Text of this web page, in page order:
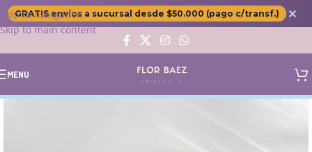
Skip to navigation
Skip to main content
GRATIS envíos a sucursal desde $50.000 (pago c/transf.) ✕
MENU